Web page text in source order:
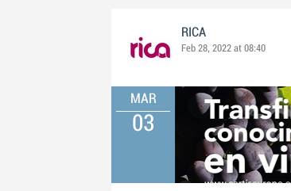
RICA
Feb 28, 2022 at 08:40
MAR
03